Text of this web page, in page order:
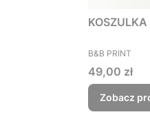
PRODUCENT
B&B PRINT
Cena
49,00 zł
Zobacz